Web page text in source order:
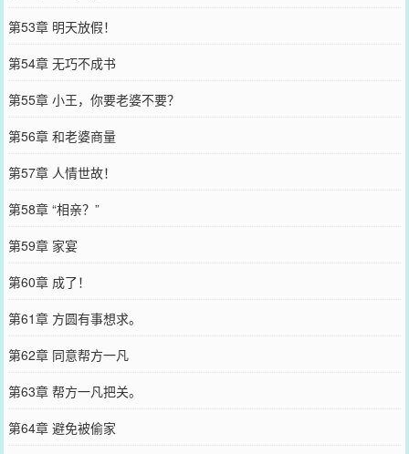
第53章 明天放假！
第54章 无巧不成书
第55章 小王，你要老婆不要？
第56章 和老婆商量
第57章 人情世故！
第58章 “相亲？”
第59章 家宴
第60章 成了！
第61章 方圆有事想求。
第62章 同意帮方一凡
第63章 帮方一凡把关。
第64章 避免被偷家